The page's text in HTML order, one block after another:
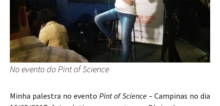
No evento do Pint of Science
Minha palestra no evento Pint of Science – Campinas no dia